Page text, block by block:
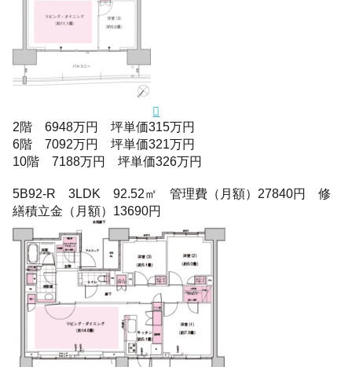
2階 6948万円 坪単価315万円
6階 7092万円 坪単価321万円
10階 7188万円 坪単価326万円
5B92-R 3LDK 92.52㎡ 管理費（月額）27840円 修
繕積立金（月額）13690円